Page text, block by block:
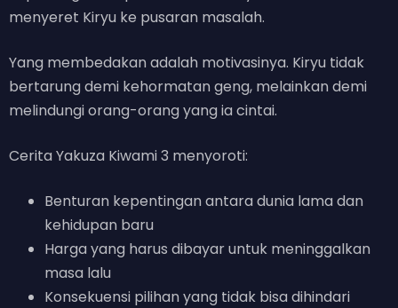
menyeret Kiryu ke pusaran masalah.
Yang membedakan adalah motivasinya. Kiryu tidak
bertarung demi kehormatan geng, melainkan demi
melindungi orang-orang yang ia cintai.
Cerita Yakuza Kiwami 3 menyoroti:
Benturan kepentingan antara dunia lama dan
kehidupan baru
Harga yang harus dibayar untuk meninggalkan
masa lalu
Konsekuensi pilihan yang tidak bisa dihindari